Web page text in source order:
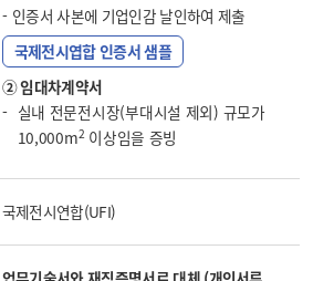
인증서 사본에 기업인감 날인하여 제출
국제전시엽합 인증서 샘플
② 임대차계약서
실내 전문전시장(부대시설 제외) 규모가
10,000m2이상임을 증빙
국제전시연합(UFI)